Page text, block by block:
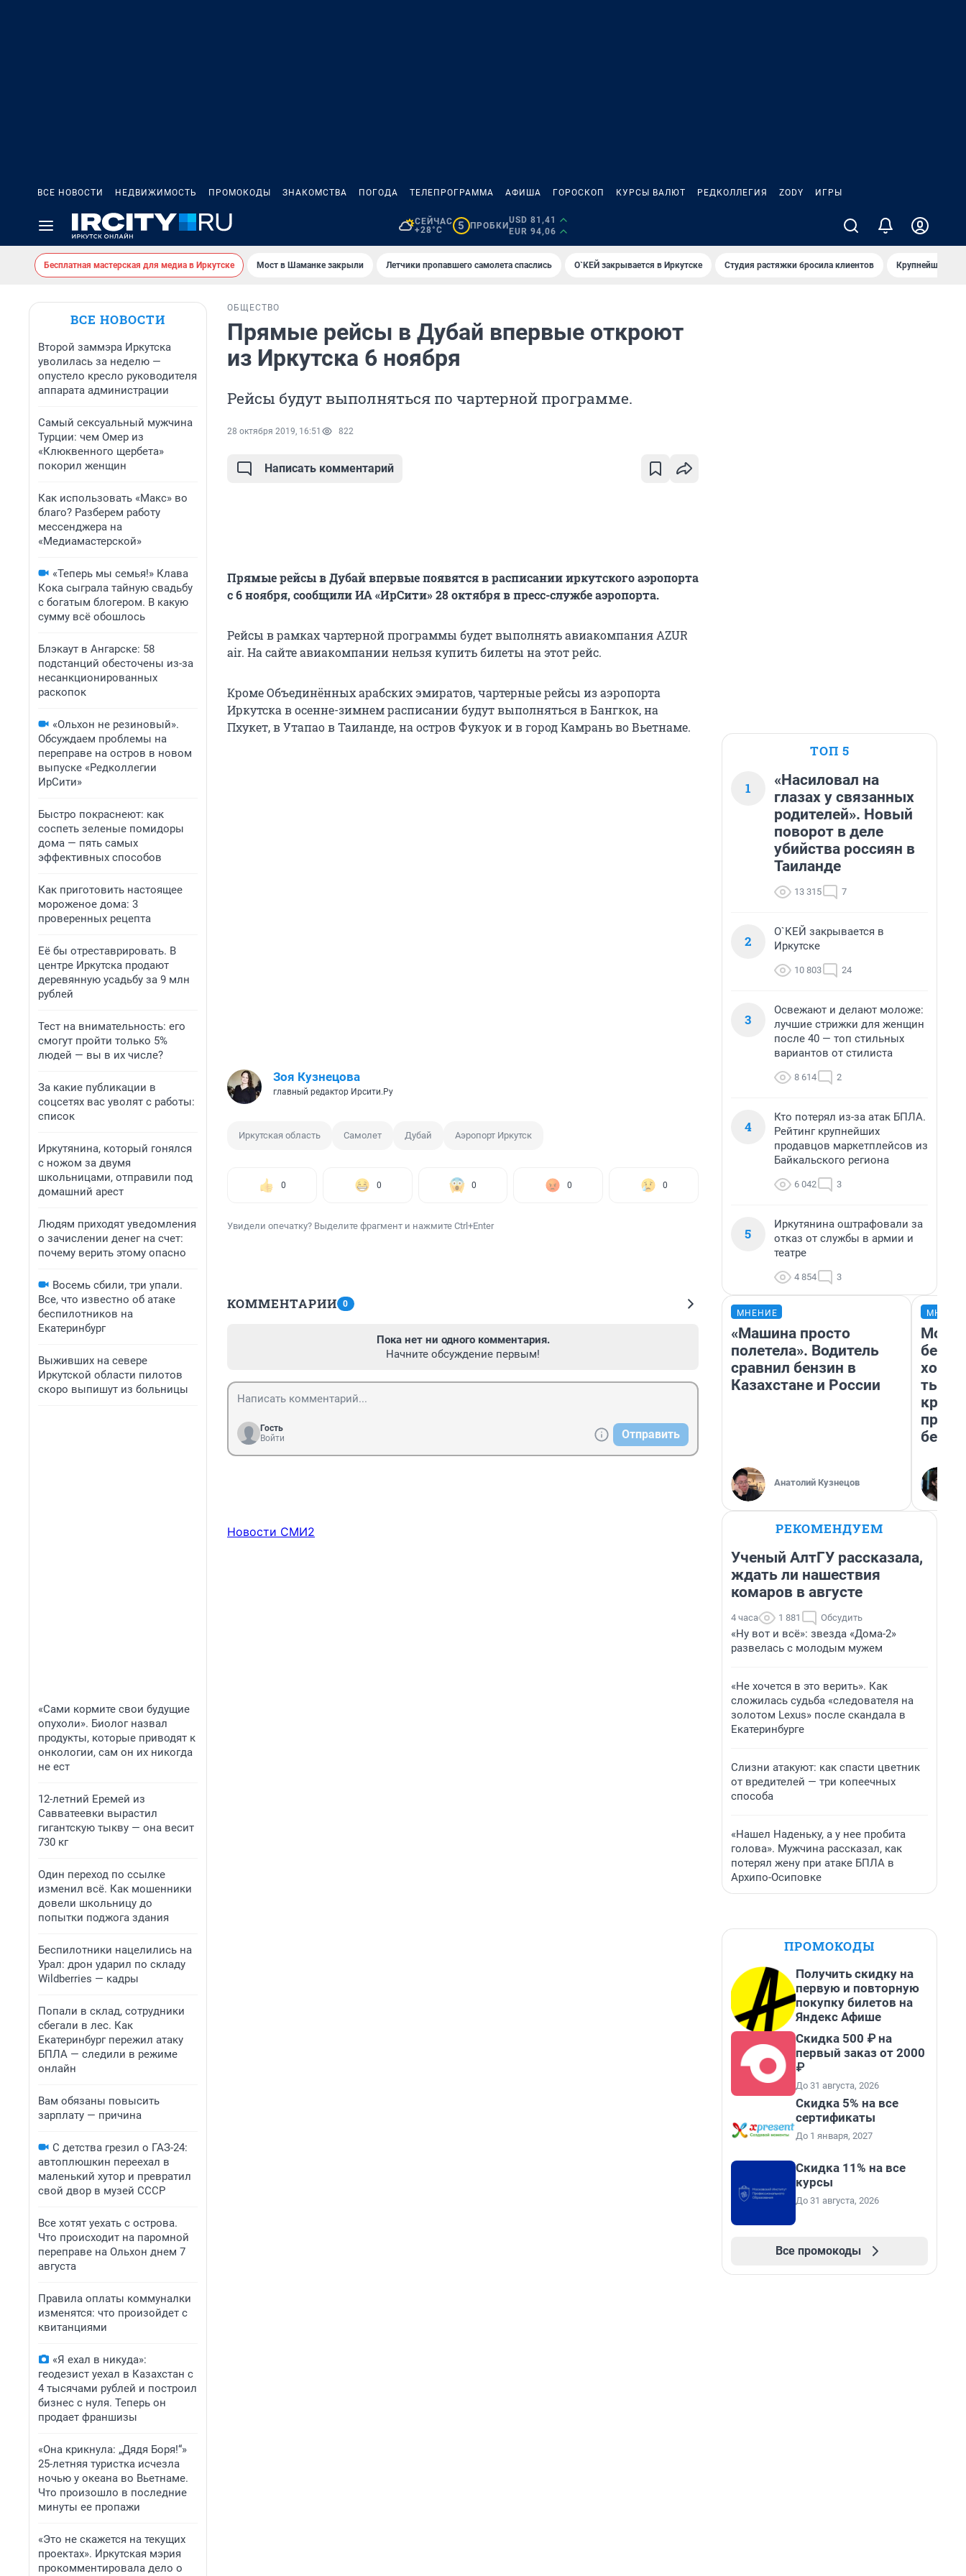
ВСЕ НОВОСТИ НЕДВИЖИМОСТЬ ПРОМОКОДЫ ЗНАКОМСТВА ПОГОДА ТЕЛЕПРОГРАММА АФИША ГОРОСКОП КУРСЫ ВАЛЮТ РЕДКОЛЛЕГИЯ ZODY ИГРЫ
СЕЙЧАС
+28°C
5 ПРОБКИ
USD 81,41
EUR 94,06
Бесплатная мастерская для медиа в Иркутске Мост в Шаманке закрыли Летчики пропавшего самолета спаслись О`КЕЙ закрывается в Иркутске Студия растяжки бросила клиентов Крупнейшие
ВСЕ НОВОСТИ
Второй заммэра Иркутска
уволилась за неделю —
опустело кресло руководителя
аппарата администрации
Самый сексуальный мужчина
Турции: чем Омер из
«Клюквенного щербета»
покорил женщин
Как использовать «Макс» во
благо? Разберем работу
мессенджера на
«Медиамастерской»
«Теперь мы семья!» Клава
Кока сыграла тайную свадьбу
с богатым блогером. В какую
сумму всё обошлось
Блэкаут в Ангарске: 58
подстанций обесточены из-за
несанкционированных
раскопок
«Ольхон не резиновый».
Обсуждаем проблемы на
переправе на остров в новом
выпуске «Редколлегии
ИрСити»
Быстро покраснеют: как
соспеть зеленые помидоры
дома — пять самых
эффективных способов
Как приготовить настоящее
мороженое дома: 3
проверенных рецепта
Её бы отреставрировать. В
центре Иркутска продают
деревянную усадьбу за 9 млн
рублей
Тест на внимательность: его
смогут пройти только 5%
людей — вы в их числе?
За какие публикации в
соцсетях вас уволят с работы:
список
Иркутянина, который гонялся
с ножом за двумя
школьницами, отправили под
домашний арест
Людям приходят уведомления
о зачислении денег на счет:
почему верить этому опасно
Восемь сбили, три упали.
Все, что известно об атаке
беспилотников на
Екатеринбург
Выживших на севере
Иркутской области пилотов
скоро выпишут из больницы
«Сами кормите свои будущие
опухоли». Биолог назвал
продукты, которые приводят к
онкологии, сам он их никогда
не ест
12-летний Еремей из
Савватеевки вырастил
гигантскую тыкву — она весит
730 кг
Один переход по ссылке
изменил всё. Как мошенники
довели школьницу до
попытки поджога здания
Беспилотники нацелились на
Урал: дрон ударил по складу
Wildberries — кадры
Попали в склад, сотрудники
сбегали в лес. Как
Екатеринбург пережил атаку
БПЛА — следили в режиме
онлайн
Вам обязаны повысить
зарплату — причина
С детства грезил о ГАЗ-24:
автоплюшкин переехал в
маленький хутор и превратил
свой двор в музей СССР
Все хотят уехать с острова.
Что происходит на паромной
переправе на Ольхон днем 7
августа
Правила оплаты коммуналки
изменятся: что произойдет с
квитанциями
«Я ехал в никуда»:
геодезист уехал в Казахстан с
4 тысячами рублей и построил
бизнес с нуля. Теперь он
продает франшизы
«Она крикнула: „Дядя Боря!“»
25-летняя туристка исчезла
ночью у океана во Вьетнаме.
Что произошло в последние
минуты ее пропажи
«Это не скажется на текущих
проектах». Иркутская мэрия
прокомментировала дело о
ОБЩЕСТВО
Прямые рейсы в Дубай впервые откроют
из Иркутска 6 ноября
Рейсы будут выполняться по чартерной программе.
28 октября 2019, 16:51 822
Написать комментарий
Прямые рейсы в Дубай впервые появятся в расписании иркутского аэропорта
с 6 ноября, сообщили ИА «ИрСити» 28 октября в пресс-службе аэропорта.
Рейсы в рамках чартерной программы будет выполнять авиакомпания AZUR
аir. На сайте авиакомпании нельзя купить билеты на этот рейс.
Кроме Объединённых арабских эмиратов, чартерные рейсы из аэропорта
Иркутска в осенне-зимнем расписании будут выполняться в Бангкок, на
Пхукет, в Утапао в Таиланде, на остров Фукуок и в город Камрань во Вьетнаме.
Зоя Кузнецова
главный редактор Ирсити.Ру
Иркутская область Самолет Дубай Аэропорт Иркутск
0 0 0 0 0
Увидели опечатку? Выделите фрагмент и нажмите Ctrl+Enter
КОММЕНТАРИИ 0
Пока нет ни одного комментария.
Начните обсуждение первым!
Гость
Войти
Отправить
Новости СМИ2
ТОП 5
1
«Насиловал на
глазах у связанных
родителей». Новый
поворот в деле
убийства россиян в
Таиланде
13 315 7
2
О`КЕЙ закрывается в
Иркутске
10 803 24
3
Освежают и делают моложе:
лучшие стрижки для женщин
после 40 — топ стильных
вариантов от стилиста
8 614 2
4
Кто потерял из-за атак БПЛА.
Рейтинг крупнейших
продавцов маркетплейсов из
Байкальского региона
6 042 3
5
Иркутянина оштрафовали за
отказ от службы в армии и
театре
4 854 3
МНЕНИЕ
«Машина просто
полетела». Водитель
сравнил бензин в
Казахстане и России
Анатолий Кузнецов
Мой
РЕКОМЕНДУЕМ
Ученый АлтГУ рассказала,
ждать ли нашествия
комаров в августе
4 часа 1 881 Обсудить
«Ну вот и всё»: звезда «Дома-2»
развелась с молодым мужем
«Не хочется в это верить». Как
сложилась судьба «следователя на
золотом Lexus» после скандала в
Екатеринбурге
Слизни атакуют: как спасти цветник
от вредителей — три копеечных
способа
«Нашел Наденьку, а у нее пробита
голова». Мужчина рассказал, как
потерял жену при атаке БПЛА в
Архипо-Осиповке
ПРОМОКОДЫ
Получить скидку на
первую и повторную
покупку билетов на
Яндекс Афише
Скидка 500 ₽ на
первый заказ от 2000
₽
До 31 августа, 2026
Скидка 5% на все
сертификаты
До 1 января, 2027
Скидка 11% на все
курсы
До 31 августа, 2026
Все промокоды